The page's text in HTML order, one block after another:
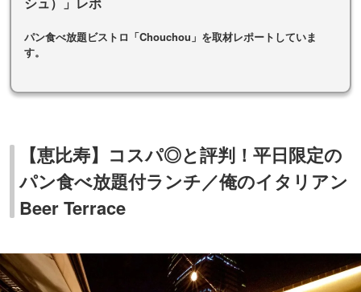
【恵比寿】コスパ◎と評判！平日限定の
パン食べ放題付ランチ／俺のイタリアン
Beer Terrace